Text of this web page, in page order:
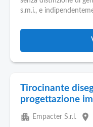
s.m.i., e
Tirocinante
progettazione
apartment Empacter S.r.l. place